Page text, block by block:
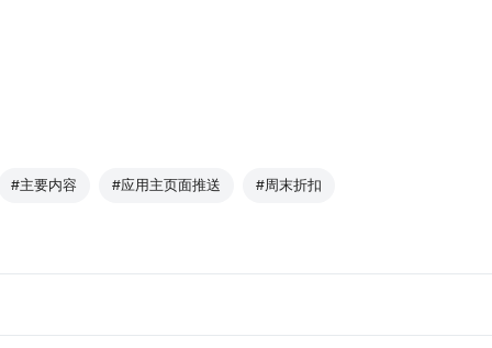
#主要内容 #应用主页面推送 #周末折扣